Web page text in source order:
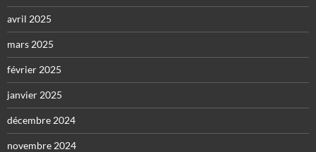
avril 2025
mars 2025
février 2025
janvier 2025
décembre 2024
novembre 2024